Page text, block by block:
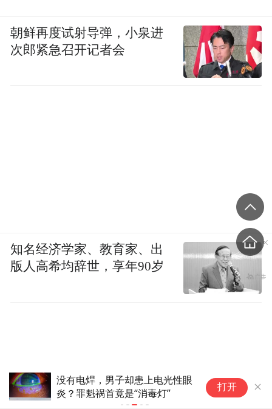
没有电焊，男子却患上电光性眼
炎？罪魁祸首竟是“消毒灯”
打开
朝鲜再度试射导弹，小泉进
次郎紧急召开记者会
知名经济学家、教育家、出
版人高希均辞世，享年90岁